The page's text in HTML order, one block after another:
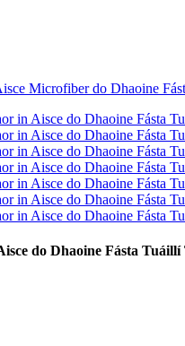
do Dhaoine Fásta